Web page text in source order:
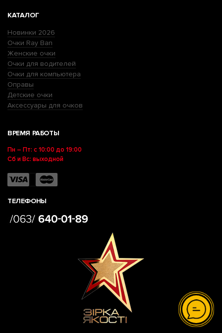
КАТАЛОГ
Новинки 2026
Очки Ray Ban
Женские очки
Очки для водителей
Очки для компьютера
Оправы
Детские очки
Аксессуары для очков
ВРЕМЯ РАБОТЫ
Пн – Пт: с 10:00 до 19:00
Сб и Вс: выходной
ТЕЛЕФОНЫ